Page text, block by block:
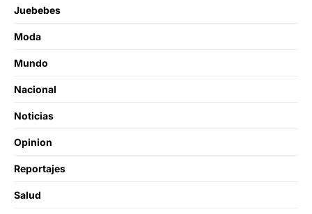
Juebebes
Moda
Mundo
Nacional
Noticias
Opinion
Reportajes
Salud